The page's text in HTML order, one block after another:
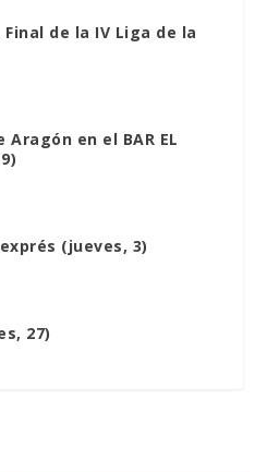
Final de la IV Liga de la
en el BAR EL
(jueves, 3)
27)